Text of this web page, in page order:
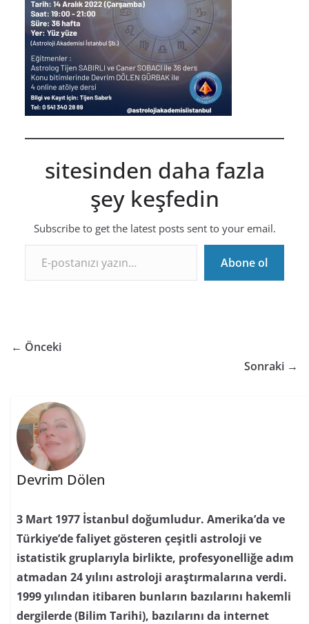
sitesinden daha fazla
şey keşfedin
Subscribe to get the latest posts sent to your email.
E-postanızı yazın…
Abone ol
← Önceki
Sonraki →
Devrim Dölen
3 Mart 1977 İstanbul doğumludur. Amerika’da ve
Türkiye’de faliyet gösteren çeşitli astroloji ve
istatistik gruplarıyla birlikte, profesyonelliğe adım
atmadan 24 yılını astroloji araştırmalarına verdi.
1999 yılından itibaren bunların bazılarını hakemli
dergilerde (Bilim Tarihi), bazılarını da internet